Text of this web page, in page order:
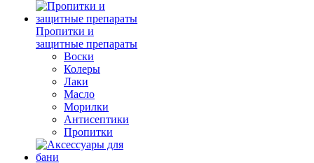
Пропитки и
защитные препараты
Воски
Колеры
Лаки
Масло
Морилки
Антисептики
Пропитки